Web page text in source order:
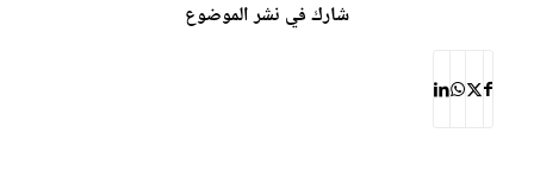
شارك في نشر الموضوع